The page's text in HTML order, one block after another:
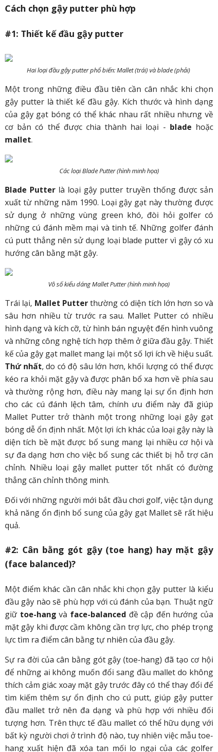
Cách chọn gậy putter phù hợp
#1: Thiết kế đầu gậy putter
Hai loại đầu gậy putter phổ biến: Mallet (trái) và blade (phải)
Một trong những điều đầu tiên cần cân nhắc khi chọn
gậy putter là thiết kế đầu gậy. Kích thước và hình dạng
của gậy gạt bóng có thể khác nhau rất nhiều nhưng về
cơ bản có thể được chia thành hai loại - blade hoặc
mallet.
Các loại Blade Putter (hình minh họa)
Blade Putter là loại gậy putter truyền thống được sản
xuất từ những năm 1990. Loại gậy gạt này thường được
sử dụng ở những vùng green khó, đòi hỏi golfer có
những cú đánh mềm mại và tinh tế. Những golfer đánh
cú putt thẳng nên sử dụng loại blade putter vì gậy có xu
hướng cân bằng mặt gậy.
Vô số kiểu dáng Mallet Putter (hình minh họa)
Trái lại, Mallet Putterthường có diện tích lớn hơn so và
sâu hơn nhiều từ trước ra sau. Mallet Putter có nhiều
hình dạng và kích cỡ, từ hình bán nguyệt đến hình vuông
và những công nghệ tích hợp thêm ở giữa đầu gậy. Thiết
kế của gậy gạt mallet mang lại một số lợi ích về hiệu suất.
Thứ nhất, do có độ sâu lớn hơn, khối lượng có thể được
kéo ra khỏi mặt gậy và được phân bổ xa hơn về phía sau
và thường rộng hơn, điều này mang lại sự ổn định hơn
cho các cú đánh lệch tâm, chính ưu điểm này đã giúp
Mallet Putter trở thành một trong những loại gậy gạt
bóng dễ ổn định nhất. Một lợi ích khác của loại gậy này là
diện tích bề mặt được bổ sung mang lại nhiều cơ hội và
sự đa dạng hơn cho việc bổ sung các thiết bị hỗ trợ căn
chỉnh. Nhiều loại gậy mallet putter tốt nhất có đường
thẳng căn chỉnh thông minh.
Đối với những người mới bắt đầu chơi golf, việc tận dụng
khả năng ổn định bổ sung của gậy gạt Mallet sẽ rất hiệu
quả.
#2: Cân bằng gót gậy (toe hang) hay mặt gậy
(face balanced)?
Một điểm khác cần cân nhắc khi chọn gậy putter là kiểu
đầu gậy nào sẽ phù hợp với cú đánh của bạn. Thuật ngữ
giữ toe-hang và face-balanced đề cập đến hướng của
mặt gậy khi được cầm không cần trợ lực, cho phép trọng
lực tìm ra điểm cân bằng tự nhiên của đầu gậy.
Sự ra đời của cân bằng gót gậy (toe-hang) đã tạo cơ hội
để những ai không muốn đổi sang đầu mallet do không
thích cảm giác xoay mặt gậy trước đây có thể thay đổi để
tìm kiếm thêm sự ổn định cho cú putt, giúp gậy putter
đầu mallet trở nên đa dạng và phù hợp với nhiều đối
tượng hơn. Trên thực tế đầu mallet có thể hữu dụng với
bất kỳ người chơi ở trình độ nào, tuy nhiên việc mẫu toe-
hang xuất hiện đã xóa tan mối lo ngại của các golfer